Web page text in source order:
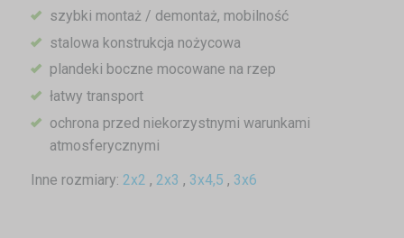
szybki montaż / demontaż, mobilność
stalowa konstrukcja nożycowa
plandeki boczne mocowane na rzep
łatwy transport
ochrona przed niekorzystnymi warunkami
atmosferycznymi
Inne rozmiary: 2x2 , 2x3 , 3x4,5 , 3x6